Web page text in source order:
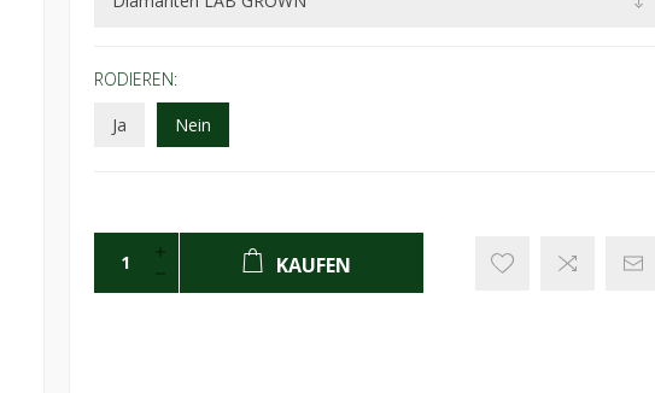
RODIEREN:
Ja
Nein
KAUFEN